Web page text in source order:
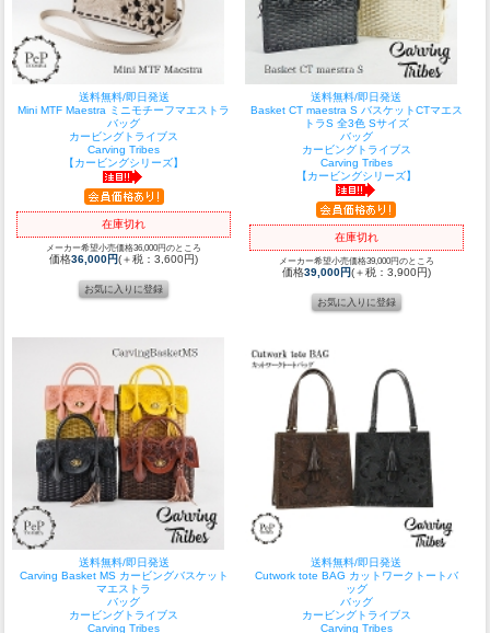
送料無料/即日発送
Mini MTF Maestra ミニモチーフマエストラ
バッグ
カービングトライブス
Carving Tribes
【カービングシリーズ】
在庫切れ
メーカー希望小売価格36,000円のところ
価格36,000円(＋税：3,600円)
送料無料/即日発送
Basket CT maestra S バスケットCTマエス
トラS 全3色 Sサイズ
バッグ
カービングトライブス
Carving Tribes
【カービングシリーズ】
在庫切れ
メーカー希望小売価格39,000円のところ
価格39,000円(＋税：3,900円)
送料無料/即日発送
Carving Basket MS カービングバスケット
マエストラ
バッグ
カービングトライブス
Carving Tribes
送料無料/即日発送
Cutwork tote BAG カットワークトートバ
ッグ
バッグ
カービングトライブス
Carving Tribes